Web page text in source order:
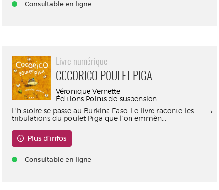
Consultable en ligne
Livre numérique
COCORICO POULET PIGA
Véronique Vernette
Éditions Points de suspension
L'histoire se passe au Burkina Faso. Le livre raconte les
tribulations du poulet Piga que l’on emmèn...
Plus d'infos
Consultable en ligne